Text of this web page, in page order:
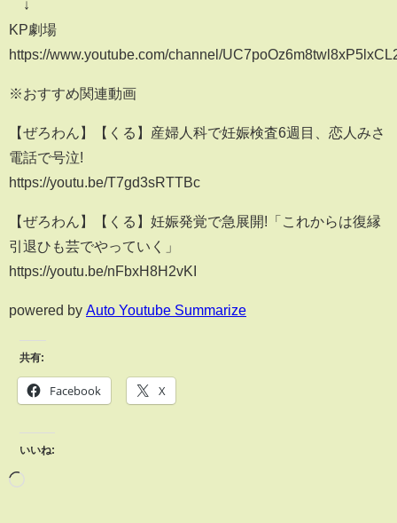
↓
KP劇場
https://www.youtube.com/channel/
※おすすめ関連動画
【ぜろわん】【くる】産婦人科で妊娠検査6週目、恋人みさ
電話で号泣!
https://youtu.be/T7gd3sRTTBc
【ぜろわん】【くる】妊娠発覚で急展開!「これからは復縁
引退ひも芸でやっていく」
https://youtu.be/nFbxH8H2vKI
powered by Auto Youtube Summarize
共有:
Facebook X
いいね: